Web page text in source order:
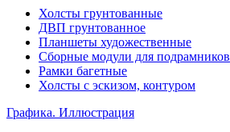
Холсты грунтованные
ДВП грунтованное
Планшеты художественные
Сборные модули для подрамников
Рамки багетные
Холсты c эскизом, контуром
Графика. Иллюстрация